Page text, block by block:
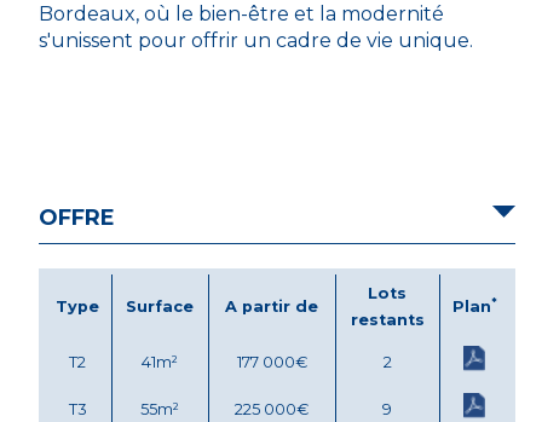
Bordeaux, où le bien-être et la modernité
s'unissent pour offrir un cadre de vie unique.
OFFRE
Type Surface A partir de
Lots
restants
Plan*
T2 41m² 177 000€ 2
T3 55m² 225 000€ 9